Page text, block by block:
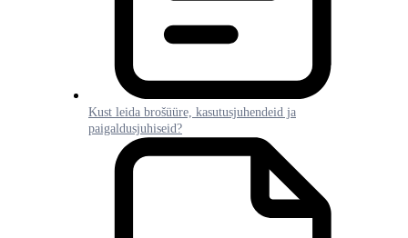
Kust leida brošüüre, kasutusjuhendeid ja
paigaldusjuhiseid?